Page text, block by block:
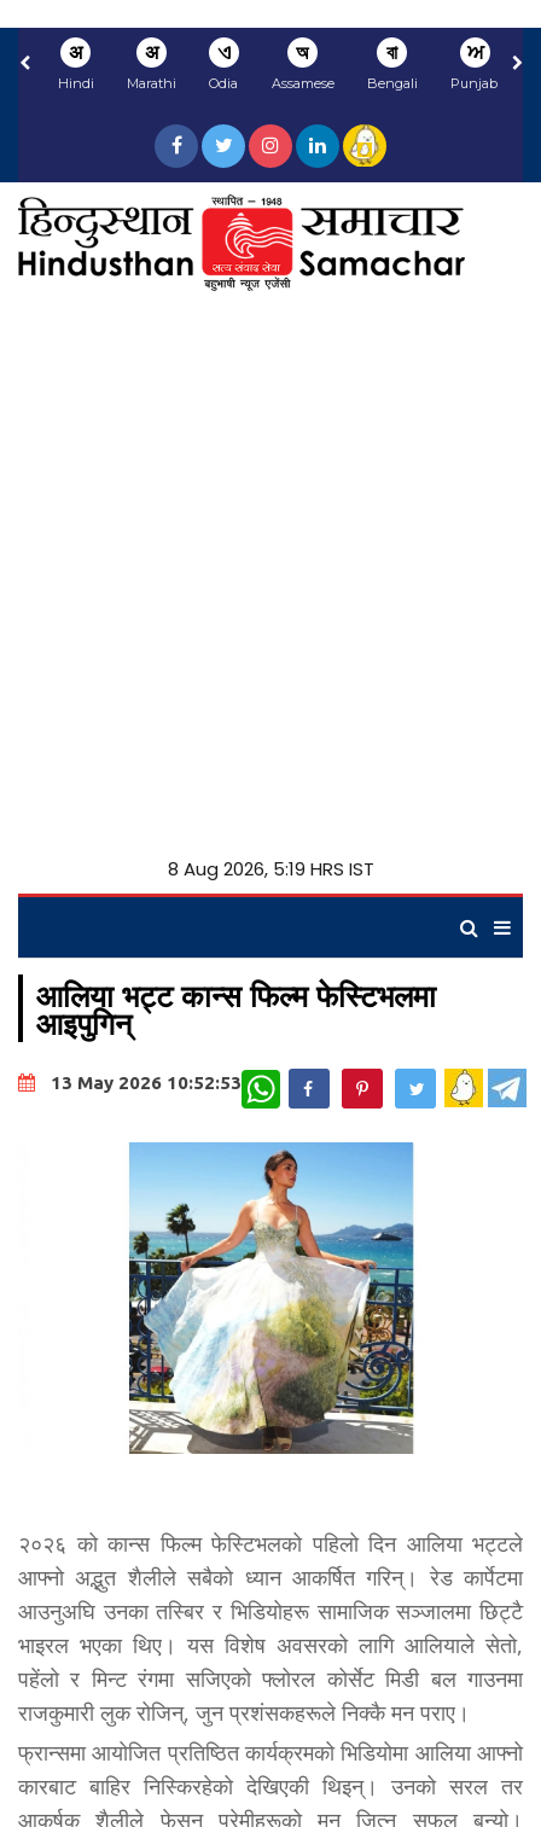
अ
Hindi
अ
Marathi
ଏ
Odia
অ
Assamese
বা
Bengali
ਅ
Punjabi
8 Aug 2026, 5:19 HRS IST
आलिया भट्ट कान्स फिल्म फेस्टिभलमा
आइपुगिन्
13 May 2026 10:52:53 WhatsApp
२०२६ को कान्स फिल्म फेस्टिभलको पहिलो दिन आलिया भट्टले
आफ्नो अद्भुत शैलीले सबैको ध्यान आकर्षित गरिन्। रेड कार्पेटमा
आउनुअघि उनका तस्बिर र भिडियोहरू सामाजिक सञ्जालमा छिट्टै
भाइरल भएका थिए। यस विशेष अवसरको लागि आलियाले सेतो,
पहेंलो र मिन्ट रंगमा सजिएको फ्लोरल कोर्सेट मिडी बल गाउनमा
राजकुमारी लुक रोजिन्, जुन प्रशंसकहरूले निक्कै मन पराए।
फ्रान्समा आयोजित प्रतिष्ठित कार्यक्रमको भिडियोमा आलिया आफ्नो
कारबाट बाहिर निस्किरहेको देखिएकी थिइन्। उनको सरल तर
आकर्षक शैलीले फेसन प्रेमीहरूको मन जित्न सफल बन्यो।